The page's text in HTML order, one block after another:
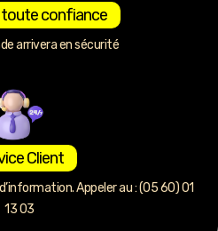
confiance
arrivera en sécurité
Client
Appeler au : (05 60) 01
13 03